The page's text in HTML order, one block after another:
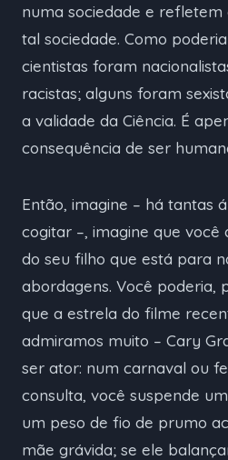
numa sociedade e refletem
tal sociedade. Como
cientistas foram
racistas; alguns foram
a validade da Ciência. É
consequência de ser
Então, imagine – há tantas
cogitar –, imagine que você
do seu filho que está para
abordagens. Você poderia,
que a estrela do filme
admiramos muito – Cary
ser ator: num carnaval ou
consulta, você suspende
um peso de fio de prumo
mãe grávida; se ele